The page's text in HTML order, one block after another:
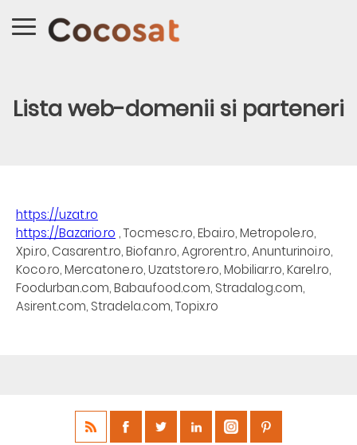
Lista web-domenii si parteneri
https://uzat.ro
https://Bazario.ro , Tocmesc.ro, Ebai.ro, Metropole.ro,
Xpi.ro, Casarent.ro, Biofan.ro, Agrorent.ro, Anunturinoi.ro,
Koco.ro, Mercatone.ro, Uzatstore.ro, Mobiliar.ro, Karel.ro,
Foodurban.com, Babaufood.com, Stradalog.com,
Asirent.com, Stradela.com, Topix.ro